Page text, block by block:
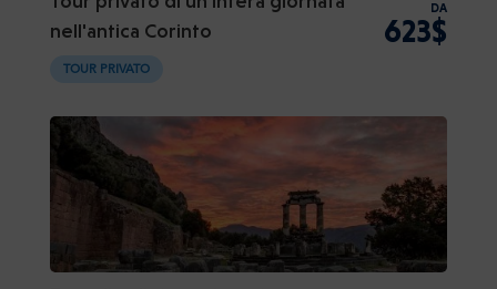
nell'antica Corinto
DA
623$
TOUR PRIVATO